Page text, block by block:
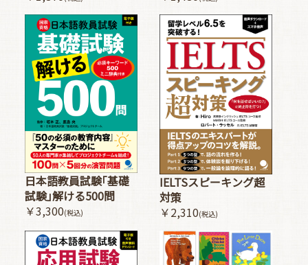
日本語教員試験｢基礎
試験｣解ける500問
￥3,300(税込)
IELTSスピーキング超
対策
￥2,310(税込)